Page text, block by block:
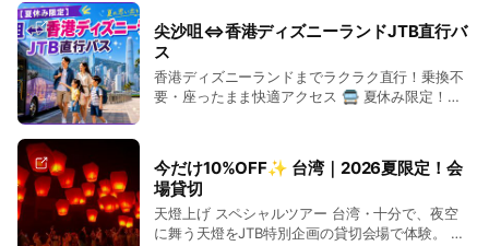
ム乗車＆JTB指定席からのアニマルショー鑑賞は
もちろん、シンガポール動物園でかわいい動物の
仲間たちと楽しい時間を過ごせる今夏イチオシツ
アーです♪
尖沙咀⇔香港ディズニーランドJTB直行バ
ス
香港ディズニーランドまでラクラク直行！乗換不
要・座ったまま快適アクセス 🚍 夏休み限定！尖
すすめの、期間限定シャトルバスです。 尖沙咀エ
リアの便利な2か所から出発し、香港ディズニー
ランドまで乗換不要でスムーズにアクセスできま
す。MTRの乗換や混雑した車内での移動を気にす
ることなく、座ったまま快適にパークへ向かえる
今だけ10%OFF✨ 台湾｜2026夏限定！会
場貸切
天燈上げ スペシャルツアー 台湾・十分で、夜空
に舞う天燈をJTB特別企画の貸切会場で体験。 ・